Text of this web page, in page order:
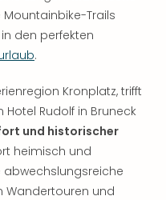
Trails
den perfekten
.
Kronplatz, trifft
Rudolf in Bruneck
und historischer
heimisch und
abwechslungsreiche
Wandertouren und